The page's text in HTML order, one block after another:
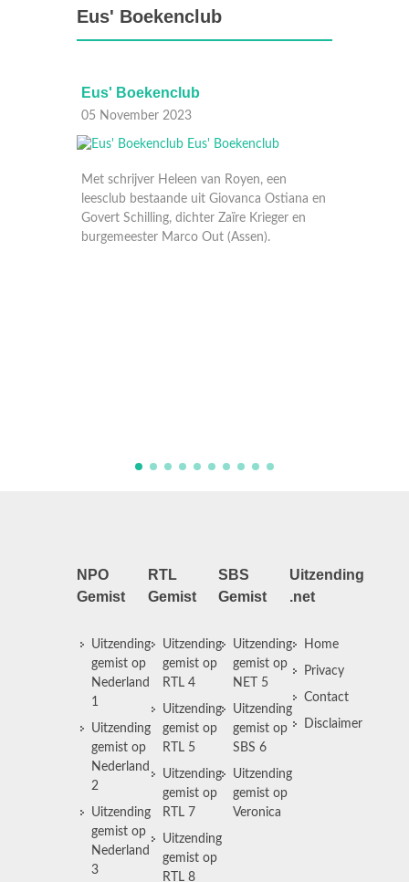
Eus' Boekenclub
van Royen, een
Giovanca Ostiana en
Zaïre Krieger en
Eus' Boekenclub
29 Oktober 2023
NPO
Gemist
Uitzending
gemist op
Nederland
1
Uitzending
gemist op
Nederland
2
Uitzending
gemist op
Nederland
3
RTL
Gemist
Uitzending
gemist op
RTL 4
Uitzending
gemist op
RTL 5
Uitzending
gemist op
RTL 7
Uitzending
gemist op
RTL 8
SBS
Gemist
Uitzending
gemist op
NET 5
Uitzending
gemist op
SBS 6
Uitzending
gemist op
Veronica
Uitzending
.net
Home
Privacy
Contact
Disclaimer